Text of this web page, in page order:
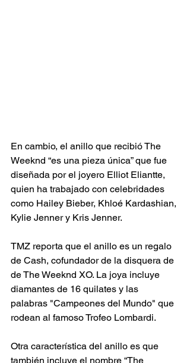
En cambio, el anillo que recibió The
Weeknd “es una pieza única” que fue
diseñada por el joyero Elliot Eliantte,
quien ha trabajado con celebridades
como Hailey Bieber, Khloé Kardashian,
Kylie Jenner y Kris Jenner.
TMZ reporta que el anillo es un regalo
de Cash, cofundador de la disquera de
de The Weeknd XO. La joya incluye
diamantes de 16 quilates y las
palabras "Campeones del Mundo" que
rodean al famoso Trofeo Lombardi.
Otra característica del anillo es que
también incluye el nombre “The